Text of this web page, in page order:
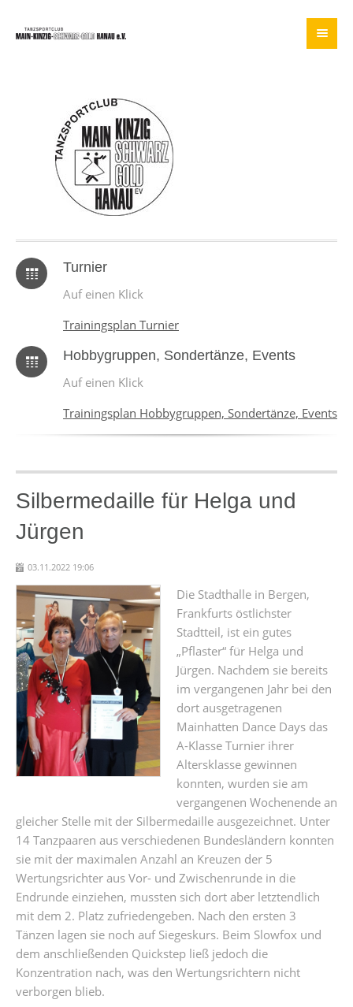
Turnier
Auf einen Klick
Trainingsplan Turnier
Hobbygruppen, Sondertänze, Events
Auf einen Klick
Trainingsplan Hobbygruppen, Sondertänze, Events
Silbermedaille für Helga und
Jürgen
03.11.2022 19:06
Die Stadthalle in Bergen,
Frankfurts östlichster
Stadtteil, ist ein gutes
„Pflaster“ für Helga und
Jürgen. Nachdem sie bereits
im vergangenen Jahr bei den
dort ausgetragenen
Mainhatten Dance Days das
A-Klasse Turnier ihrer
Altersklasse gewinnen
konnten, wurden sie am
vergangenen Wochenende an
gleicher Stelle mit der Silbermedaille ausgezeichnet. Unter
14 Tanzpaaren aus verschiedenen Bundesländern konnten
sie mit der maximalen Anzahl an Kreuzen der 5
Wertungsrichter aus Vor- und Zwischenrunde in die
Endrunde einziehen, mussten sich dort aber letztendlich
mit dem 2. Platz zufriedengeben. Nach den ersten 3
Tänzen lagen sie noch auf Siegeskurs. Beim Slowfox und
dem anschließenden Quickstep ließ jedoch die
Konzentration nach, was den Wertungsrichtern nicht
verborgen blieb.